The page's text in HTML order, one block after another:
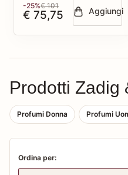
-25%€ 101
€ 75,75 Aggiungi
Prodotti Zadig
Profumi Donna Profumi
Ordina per: